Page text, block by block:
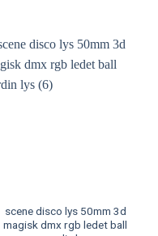
scene disco lys 50mm 3d
magisk dmx rgb ledet ball